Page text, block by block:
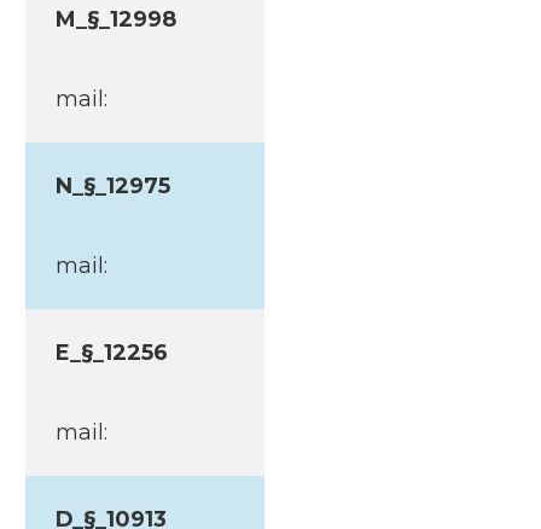
M_§_12998
mail:
N_§_12975
mail:
E_§_12256
mail:
D_§_10913